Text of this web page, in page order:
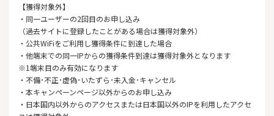
【獲得対象外】
・同一ユーザーの2回目のお申し込み
（過去サイトに登録したことがある場合は獲得対象外）
・公共WiFiをご利用し獲得条件に到達した場合
・他端末での同一IPからの獲得条件到達は獲得対象外となります
※1端末目のみ有効になります
・不備･不正･虚偽･いたずら･未入金･キャンセル
・本キャンペーンページ以外からのお申し込み
・日本国内以外からのアクセスまたは日本国以外のIPを利用したアクセ